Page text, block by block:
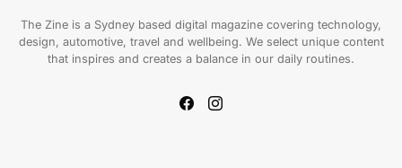
The Zine is a Sydney based digital magazine covering technology,
design, automotive, travel and wellbeing. We select unique content
that inspires and creates a balance in our daily routines.